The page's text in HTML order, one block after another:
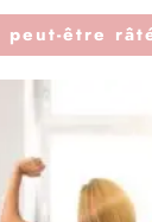
peut-être